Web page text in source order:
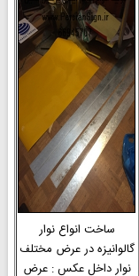
ساخت انواع نوار
گالوانیزه در عرض مختلف
نوار داخل عکس : عرض